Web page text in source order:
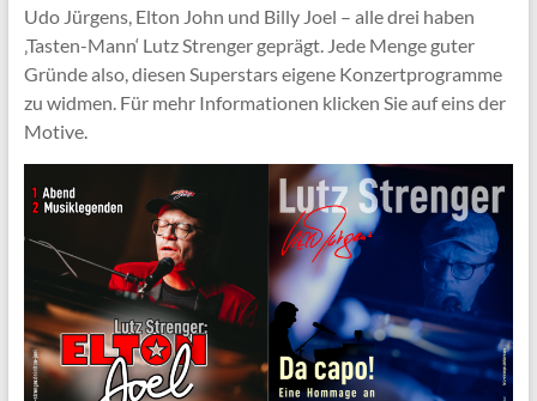
Udo Jürgens, Elton John und Billy Joel – alle drei haben
‚Tasten-Mann‘ Lutz Strenger geprägt. Jede Menge guter
Gründe also, diesen Superstars eigene Konzertprogramme
zu widmen. Für mehr Informationen klicken Sie auf eins der
Motive.